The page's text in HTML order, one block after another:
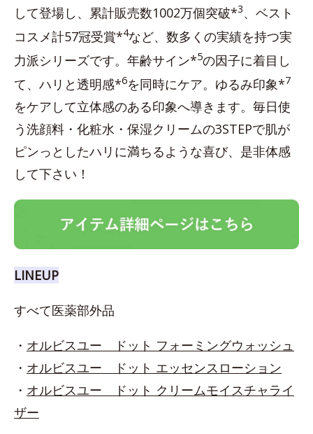
して登場し、累計販売数1002万個突破*3、ベスト
コスメ計57冠受賞*4など、数多くの実績を持つ実
力派シリーズです。年齢サイン*5の因子に着目し
て、ハリと透明感*6を同時にケア。ゆるみ印象*7
をケアして立体感のある印象へ導きます。毎日使
う洗顔料・化粧水・保湿クリームの3STEPで肌が
ピンっとしたハリに満ちるような喜び、是非体感
して下さい！
LINEUP
すべて医薬部外品
・ オルビスユー ドット フォーミングウォッシュ
・ オルビスユー ドット エッセンスローション
・ オルビスユー ドット クリームモイスチャライ
ザー